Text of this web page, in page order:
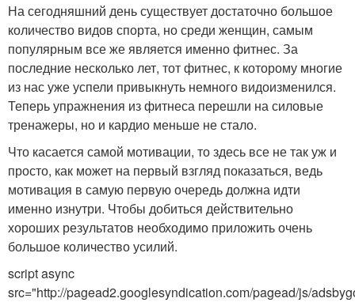
На сегодняшний день существует достаточно большое
количество видов спорта, но среди женщин, самым
популярным все же является именно фитнес. За
последние несколько лет, тот фитнес, к которому многие
из нас уже успели привыкнуть немного видоизменился.
Теперь упражнения из фитнеса перешли на силовые
тренажеры, но и кардио меньше не стало.
Что касается самой мотивации, то здесь все не так уж и
просто, как может на первый взгляд показаться, ведь
мотивация в самую первую очередь должна идти
именно изнутри. Чтобы добиться действительно
хороших результатов необходимо приложить очень
большое количество усилий.
script async
src="http://pagead2.googlesyndication.com/pagead/js/